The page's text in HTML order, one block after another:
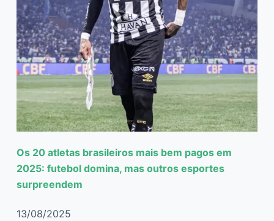
Os 20 atletas brasileiros mais bem pagos em
2025: futebol domina, mas outros esportes
surpreendem
13/08/2025